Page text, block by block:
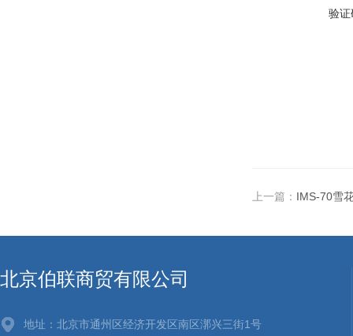
验证
上一篇： IMS-70雪
北京伯联商贸有限公司
地址：北京市通州区经济开发区南区漷兴三街1号